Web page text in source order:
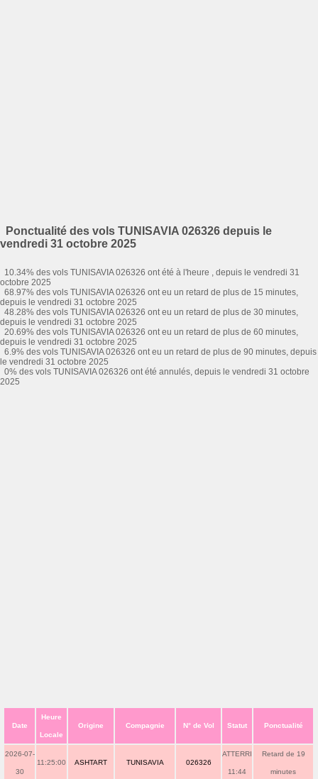
Ponctualité des vols TUNISAVIA 026326 depuis le
vendredi 31 octobre 2025
10.34% des vols TUNISAVIA 026326 ont été à l'heure , depuis le vendredi 31
octobre 2025
68.97% des vols TUNISAVIA 026326 ont eu un retard de plus de 15 minutes,
depuis le vendredi 31 octobre 2025
48.28% des vols TUNISAVIA 026326 ont eu un retard de plus de 30 minutes,
depuis le vendredi 31 octobre 2025
20.69% des vols TUNISAVIA 026326 ont eu un retard de plus de 60 minutes,
depuis le vendredi 31 octobre 2025
6.9% des vols TUNISAVIA 026326 ont eu un retard de plus de 90 minutes, depuis
le vendredi 31 octobre 2025
0% des vols TUNISAVIA 026326 ont été annulés, depuis le vendredi 31 octobre
2025
Date
Heure
Locale
Origine Compagnie N° de Vol Statut Ponctualité
2026-07-
30
11:25:00 ASHTART TUNISAVIA 026326
ATTERRI
11:44
Retard de 19
minutes